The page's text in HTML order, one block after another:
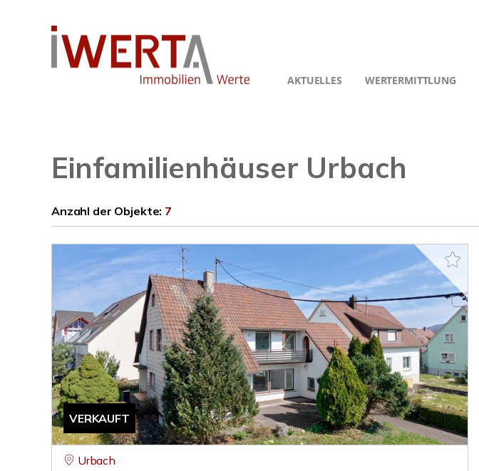
AKTUELLES WERTERMITTLUNG
Einfamilienhäuser Urbach
Anzahl der Objekte: 7
VERKAUFT
Urbach